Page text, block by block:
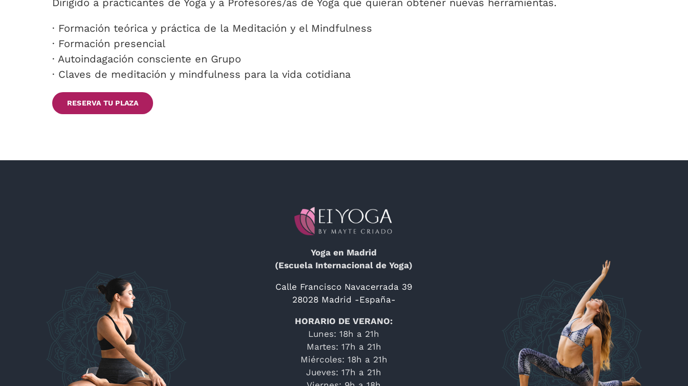
Dirigido a practicantes de Yoga y a Profesores/as de Yoga que quieran obtener nuevas herramientas.
· Formación teórica y práctica de la Meditación y el Mindfulness
· Formación presencial
· Autoindagación consciente en Grupo
· Claves de meditación y mindfulness para la vida cotidiana
RESERVA TU PLAZA
Yoga en Madrid
(Escuela Internacional de Yoga)
Calle Francisco Navacerrada 39
28028 Madrid -España-
HORARIO DE VERANO:
Lunes: 18h a 21h
Martes: 17h a 21h
Miércoles: 18h a 21h
Jueves: 17h a 21h